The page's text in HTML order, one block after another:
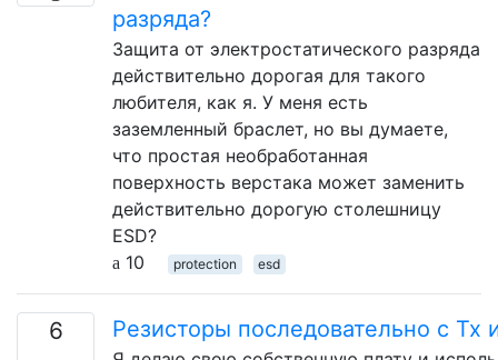
разряда?
Защита от электростатического разряда
действительно дорогая для такого
любителя, как я. У меня есть
заземленный браслет, но вы думаете,
что простая необработанная
поверхность верстака может заменить
действительно дорогую столешницу
ESD?
10
protection esd
6 Резисторы последовательно с Tx